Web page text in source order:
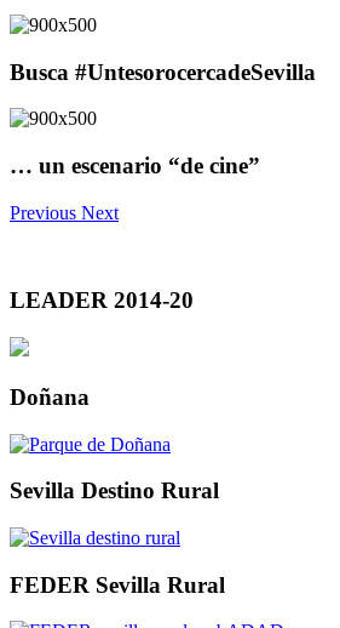
Busca #UntesorocercadeSevilla
… un escenario “de cine”
Previous Next
LEADER 2014-20
Doñana
Sevilla Destino Rural
FEDER Sevilla Rural